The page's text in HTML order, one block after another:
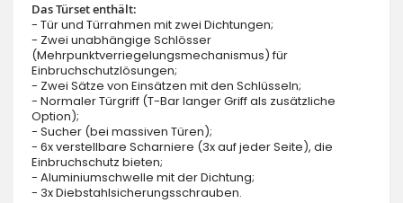
Das Türset enthält:
- Tür und Türrahmen mit zwei Dichtungen;
- Zwei unabhängige Schlösser
(Mehrpunktverriegelungsmechanismus) für
Einbruchschutzlösungen;
- Zwei Sätze von Einsätzen mit den Schlüsseln;
- Normaler Türgriff (T-Bar langer Griff als zusätzliche
Option);
- Sucher (bei massiven Türen);
- 6x verstellbare Scharniere (3x auf jeder Seite), die
Einbruchschutz bieten;
- Aluminiumschwelle mit der Dichtung;
- 3x Diebstahlsicherungsschrauben.